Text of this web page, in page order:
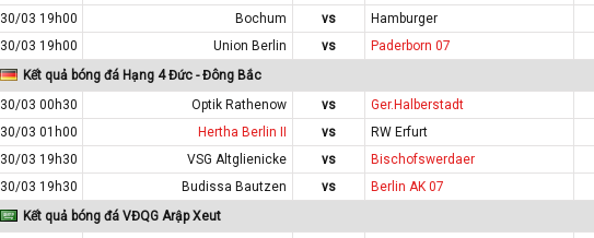
30/03 19h00
Bochum vs Hamburger
30/03 19h00
Union Berlin vs Paderborn 07
Kết quả bóng đá Hạng 4 Đức - Đông Bắc
30/03 00h30
Optik Rathenow vs Ger.Halberstadt
30/03 01h00
Hertha Berlin II vs RW Erfurt
30/03 19h30
VSG Altglienicke vs Bischofswerdaer
30/03 19h30
Budissa Bautzen vs Berlin AK 07
Kết quả bóng đá VĐQG Arập Xeut